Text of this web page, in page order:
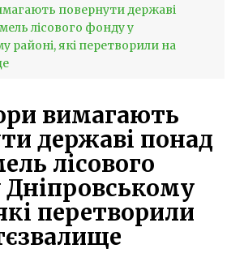
повернути державі
лісового фонду у
районі, які перетворили на
вимагають
державі понад
лісового
перетворили